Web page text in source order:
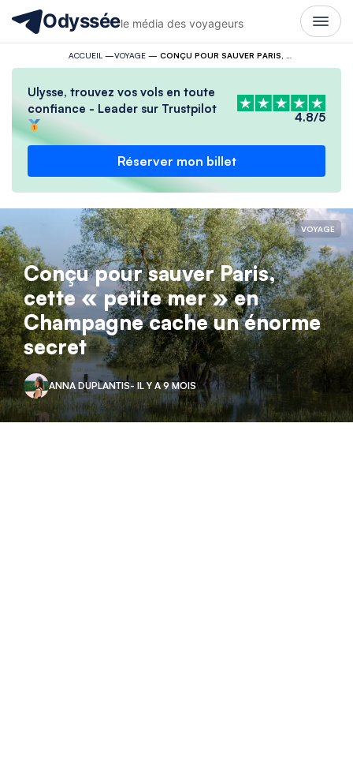
Odysséele média des voyageurs
ACCUEIL —VOYAGE—
Ulysse, trouvez vos vols en toute
confiance - Leader sur Trustpilot
4.8/5
Réserver mon billet
VOYAGE
Conçu pour sauver Paris,
cette « petite mer » en
Champagne cache un énorme
secret
ANNA DUPLANTIS- IL Y A 9 MOIS